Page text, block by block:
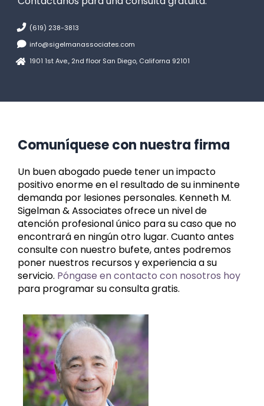
(619) 238-3813
info@sigelmanassociates.com
1901 1st Ave., 2nd floor San Diego, Californa 92101
Comuníquese con nuestra firma
Un buen abogado puede tener un impacto
positivo enorme en el resultado de su inminente
demanda por lesiones personales. Kenneth M.
Sigelman & Associates ofrece un nivel de
atención profesional único para su caso que no
encontrará en ningún otro lugar. Cuanto antes
consulte con nuestro bufete, antes podremos
poner nuestros recursos y experiencia a su
servicio. Póngase en contacto con nosotros hoy
para programar su consulta gratis.